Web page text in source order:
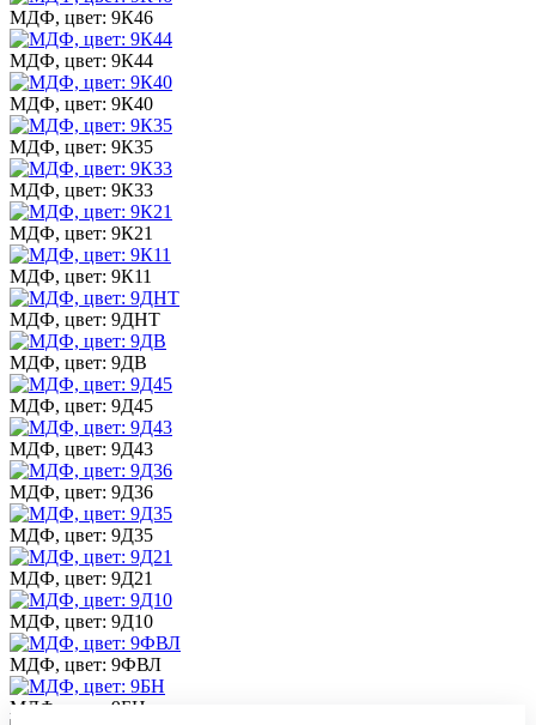
МДФ, цвет: 9К46
МДФ, цвет: 9К44
МДФ, цвет: 9К40
МДФ, цвет: 9К35
МДФ, цвет: 9К33
МДФ, цвет: 9К21
МДФ, цвет: 9К11
МДФ, цвет: 9ДНТ
МДФ, цвет: 9ДВ
МДФ, цвет: 9Д45
МДФ, цвет: 9Д43
МДФ, цвет: 9Д36
МДФ, цвет: 9Д35
МДФ, цвет: 9Д21
МДФ, цвет: 9Д10
МДФ, цвет: 9ФВЛ
МДФ, цвет: 9БН